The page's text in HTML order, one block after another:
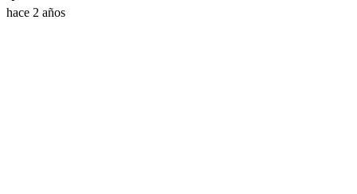
hace 2 años